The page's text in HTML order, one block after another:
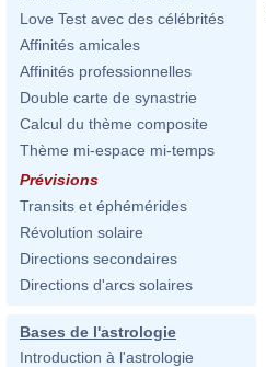
Love Test avec des célébrités
Affinités amicales
Affinités professionnelles
Double carte de synastrie
Calcul du thème composite
Thème mi-espace mi-temps
Prévisions
Transits et éphémérides
Révolution solaire
Directions secondaires
Directions d'arcs solaires
Bases de l'astrologie
Introduction à l'astrologie